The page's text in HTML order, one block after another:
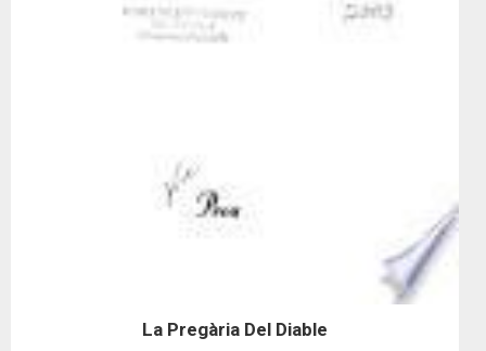
La Pregària Del Diable